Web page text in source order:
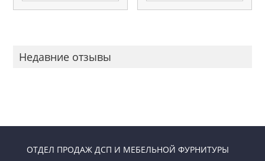
Недавние отзывы
ОТДЕЛ ПРОДАЖ ДСП И МЕБЕЛЬНОЙ ФУРНИТУРЫ